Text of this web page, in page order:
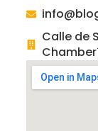
Calle de